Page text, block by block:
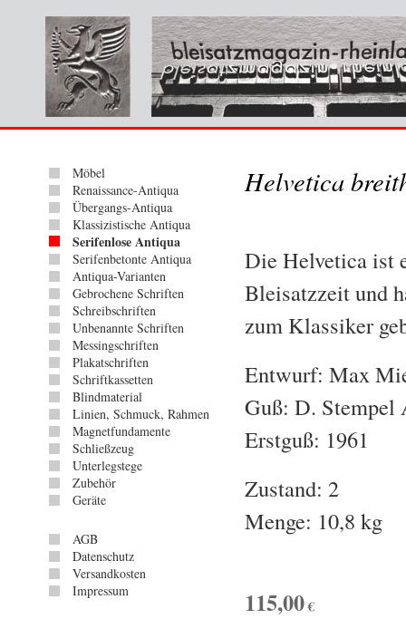
Möbel
Renaissance-Antiqua
Übergangs-Antiqua
Klassizistische Antiqua
Serifenlose Antiqua
Serifenbetonte Antiqua
Antiqua-Varianten
Gebrochene Schriften
Schreibschriften
Unbenannte Schriften
Messingschriften
Plakatschriften
Schriftkassetten
Blindmaterial
Linien, Schmuck, Rahmen
Magnetfundamente
Schließzeug
Unterlegstege
Zubehör
Geräte
AGB
Datenschutz
Versandkosten
Impressum
Helvetica
Die Helvetica ist
Bleisatzzeit und
zum Klassiker
Entwurf: Max
Guß: D. Stempel
Erstguß: 1961
Zustand: 2
Menge: 10,8 kg
115,00€